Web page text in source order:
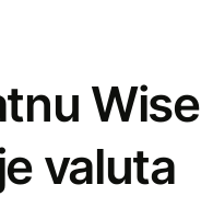
Wise
valuta